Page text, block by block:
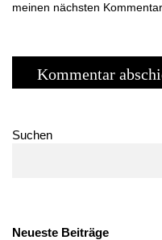
meinen nächsten
Suchen
Neueste Beiträge